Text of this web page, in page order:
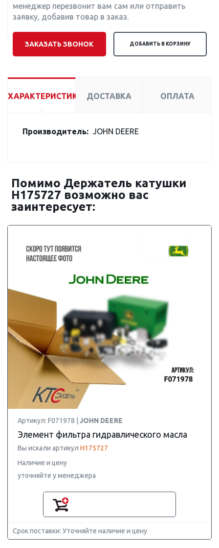
менеджер перезвонит вам сам или отправить
заявку, добавив товар в заказ.
ЗАКАЗАТЬ ЗВОНОК ДОБАВИТЬ В КОРЗИНУ
ХАРАКТЕРИСТИКИ ДОСТАВКА ОПЛАТА
Производитель: JOHN DEERE
Помимо Держатель катушки
H175727 возможно вас
заинтересует:
Артикул: F071978 | JOHN DEERE
Элемент фильтра гидравлического масла
Вы искали артикул H175727
Наличие и цену
уточняйте у менеджера
Срок поставки: Уточняйте наличие и цену